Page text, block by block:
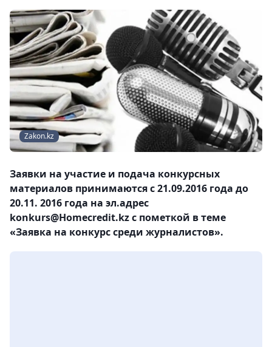
Zakon.kz
Заявки на участие и подача конкурсных
материалов принимаются с 21.09.2016 года до
20.11. 2016 года на эл.адрес
konkurs@Homecredit.kz с пометкой в теме
«Заявка на конкурс среди журналистов».